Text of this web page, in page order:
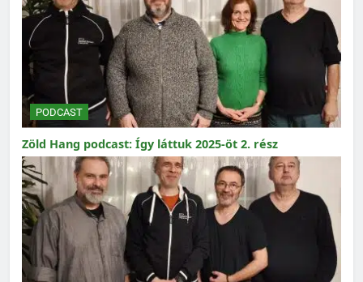
PODCAST
Zöld Hang podcast: Így láttuk 2025-öt 2. rész